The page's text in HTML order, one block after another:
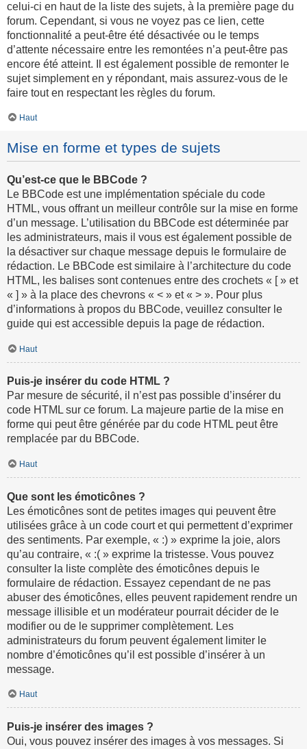
celui-ci en haut de la liste des sujets, à la première page du
forum. Cependant, si vous ne voyez pas ce lien, cette
fonctionnalité a peut-être été désactivée ou le temps
d’attente nécessaire entre les remontées n’a peut-être pas
encore été atteint. Il est également possible de remonter le
sujet simplement en y répondant, mais assurez-vous de le
faire tout en respectant les règles du forum.
Haut
Mise en forme et types de sujets
Qu’est-ce que le BBCode ?
Le BBCode est une implémentation spéciale du code
HTML, vous offrant un meilleur contrôle sur la mise en forme
d’un message. L’utilisation du BBCode est déterminée par
les administrateurs, mais il vous est également possible de
la désactiver sur chaque message depuis le formulaire de
rédaction. Le BBCode est similaire à l’architecture du code
HTML, les balises sont contenues entre des crochets « [ » et
« ] » à la place des chevrons « < » et « > ». Pour plus
d’informations à propos du BBCode, veuillez consulter le
guide qui est accessible depuis la page de rédaction.
Haut
Puis-je insérer du code HTML ?
Par mesure de sécurité, il n’est pas possible d’insérer du
code HTML sur ce forum. La majeure partie de la mise en
forme qui peut être générée par du code HTML peut être
remplacée par du BBCode.
Haut
Que sont les émoticônes ?
Les émoticônes sont de petites images qui peuvent être
utilisées grâce à un code court et qui permettent d’exprimer
des sentiments. Par exemple, « :) » exprime la joie, alors
qu’au contraire, « :( » exprime la tristesse. Vous pouvez
consulter la liste complète des émoticônes depuis le
formulaire de rédaction. Essayez cependant de ne pas
abuser des émoticônes, elles peuvent rapidement rendre un
message illisible et un modérateur pourrait décider de le
modifier ou de le supprimer complètement. Les
administrateurs du forum peuvent également limiter le
nombre d’émoticônes qu’il est possible d’insérer à un
message.
Haut
Puis-je insérer des images ?
Oui, vous pouvez insérer des images à vos messages. Si